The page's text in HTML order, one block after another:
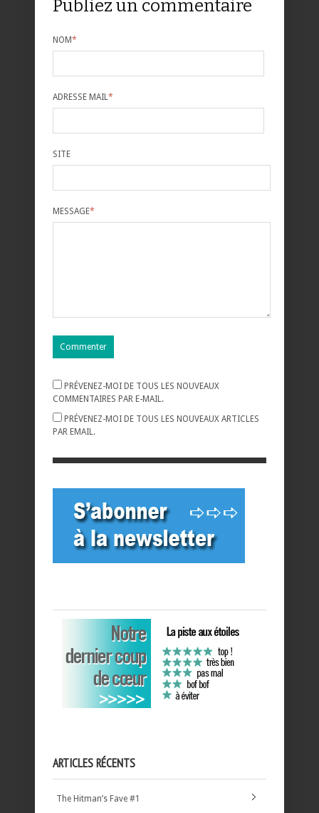
Publiez un commentaire
NOM*
ADRESSE MAIL *
SITE
MESSAGE*
PRÉVENEZ-MOI DE TOUS LES NOUVEAUX
COMMENTAIRES PAR E-MAIL.
PRÉVENEZ-MOI DE TOUS LES NOUVEAUX ARTICLES
PAR EMAIL.
ARTICLES RÉCENTS
The Hitman’s Fave #1